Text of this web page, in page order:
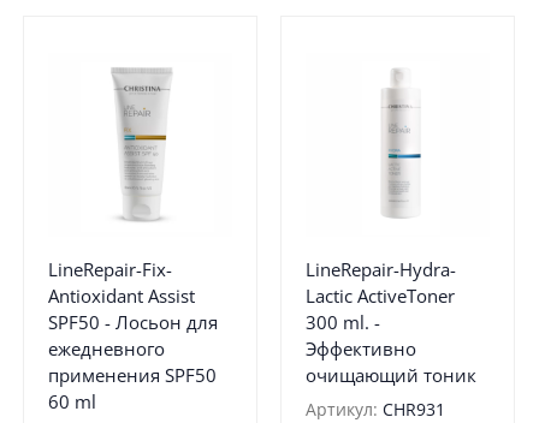
LineRepair-Fix-
Antioxidant Assist
SPF50 - Лосьон для
ежедневного
применения SPF50
60 ml
LineRepair-Hydra-
Lactic ActiveToner
300 ml. -
Эффективно
очищающий тоник
Артикул: CHR931